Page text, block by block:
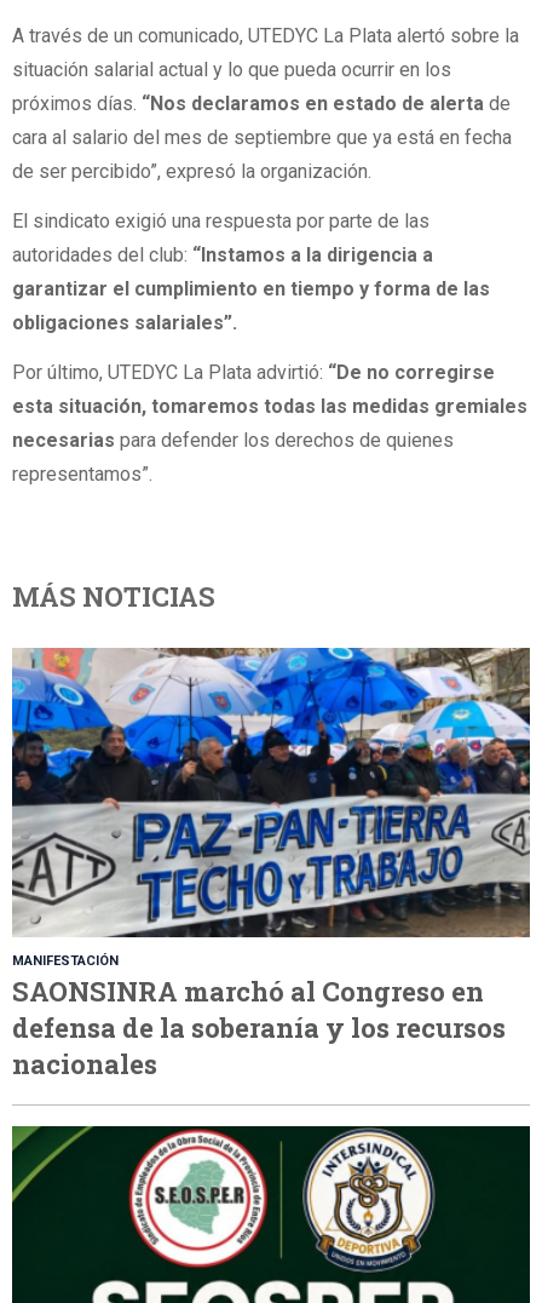
A través de un comunicado, UTEDYC La Plata alertó sobre la
situación salarial actual y lo que pueda ocurrir en los
próximos días. “Nos declaramos en estado de alerta de
cara al salario del mes de septiembre que ya está en fecha
de ser percibido”, expresó la organización.
El sindicato exigió una respuesta por parte de las
autoridades del club: “Instamos a la dirigencia a
garantizar el cumplimiento en tiempo y forma de las
obligaciones salariales”.
Por último, UTEDYC La Plata advirtió: “De no corregirse
esta situación, tomaremos todas las medidas gremiales
necesarias para defender los derechos de quienes
representamos”.
MÁS NOTICIAS
MANIFESTACIÓN
SAONSINRA marchó al Congreso en
defensa de la soberanía y los recursos
nacionales